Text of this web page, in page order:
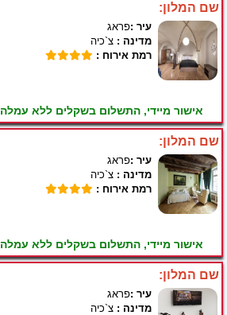
שם המלון:
עיר :פראג
מדינה : צ`כיה
רמת אירוח :
אישור מיידי, התשלום בשקלים ללא עמלה
שם המלון:
עיר :פראג
מדינה : צ`כיה
רמת אירוח :
אישור מיידי, התשלום בשקלים ללא עמלה
שם המלון:
עיר :פראג
מדינה : צ`כיה